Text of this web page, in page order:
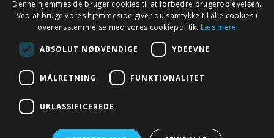
Hurtige links
Betingelser og garanti
Kontakt
Fagor.dk
Bliv ringet op
Ring til os på tlf. 20 28 02 74 eller notér dit nummer
nedenfor, så kontakter vi dig.
Navn *
Telefon *
Denne hjemmeside bruger cookies til at forbedre brugeroplevelsen.
Ved at bruge vores hjemmeside giver du samtykke til alle cookies i
overensstemmelse med vores cookiepolitik. Læs mere
ABSOLUT NØDVENDIGE YDEEVNE
MÅLRETNING FUNKTIONALITET
UKLASSIFICEREDE